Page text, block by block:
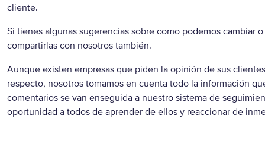
cliente.
Si tienes algunas sugerencias sobre como podemos cambiar
compartirlas con nosotros también.
Aunque existen empresas que piden la opinión de sus
respecto, nosotros tomamos en cuenta todo la información
comentarios se van enseguida a nuestro sistema de
oportunidad a todos de aprender de ellos y reaccionar de